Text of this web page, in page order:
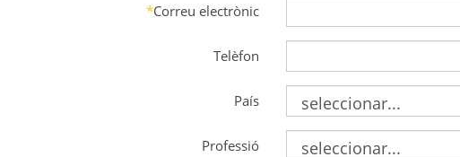
*Correu electrònic
Telèfon
País
Professió